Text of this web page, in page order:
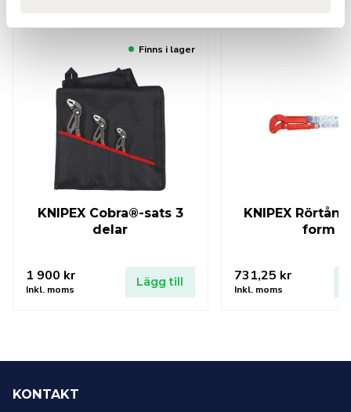
Finns i lager
KNIPEX Cobra®-sats 3
delar
1 900 kr
Inkl. moms
Lägg till
KNIPEX
form
731,25 kr
Inkl. moms
KONTAKT